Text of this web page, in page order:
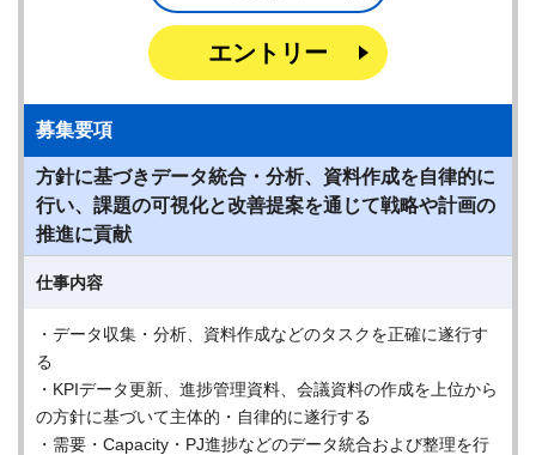
エントリー
募集要項
方針に基づきデータ統合・分析、資料作成を自律的に
行い、課題の可視化と改善提案を通じて戦略や計画の
推進に貢献
仕事内容
・データ収集・分析、資料作成などのタスクを正確に遂行す
る
・KPIデータ更新、進捗管理資料、会議資料の作成を上位から
の方針に基づいて主体的・自律的に遂行する
・需要・Capacity・PJ進捗などのデータ統合および整理を行